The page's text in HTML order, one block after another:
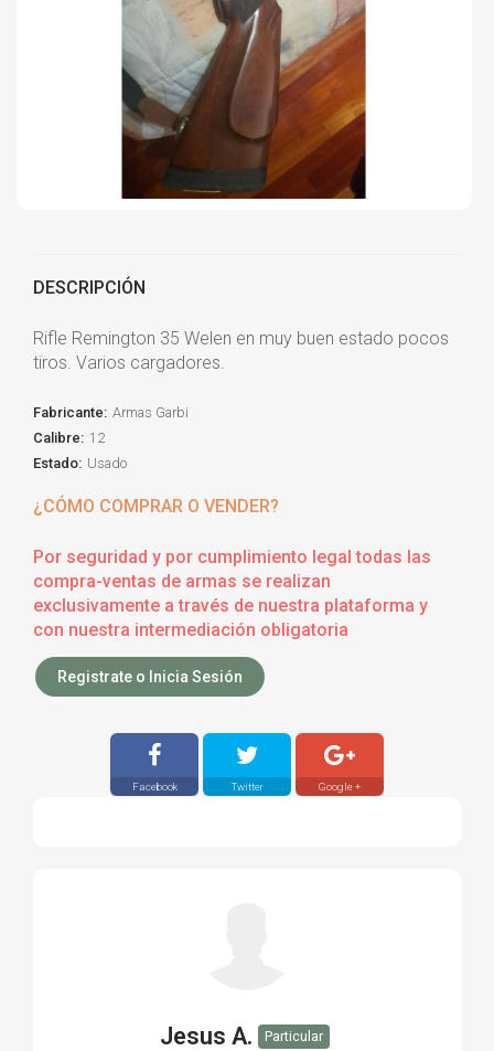
DESCRIPCIÓN
Rifle Remington 35 Welen en muy buen estado pocos
tiros. Varios cargadores.
Fabricante: Armas Garbi
Calibre: 12
Estado: Usado
¿CÓMO COMPRAR O VENDER?
Por seguridad y por cumplimiento legal todas las
compra-ventas de armas se realizan
exclusivamente a través de nuestra plataforma y
con nuestra intermediación obligatoria
Registrate o Inicia Sesión
Facebook Twitter Google +
Jesus A. Particular